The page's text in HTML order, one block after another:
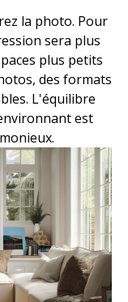
la photo. Pour
sera plus
plus petits
des formats
L'équilibre
est